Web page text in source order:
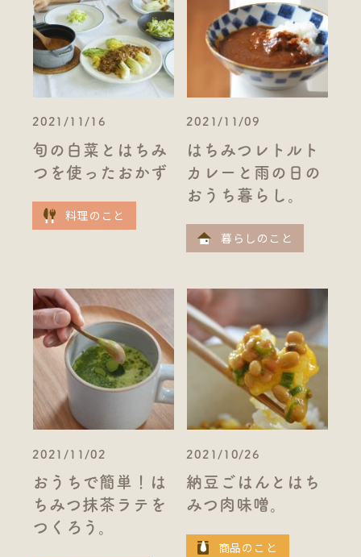
2021/11/16
旬の白菜とはちみ
つを使ったおかず
料理のこと
2021/11/09
はちみつレトルト
カレーと雨の日の
おうち暮らし。
暮らしのこと
2021/11/02
おうちで簡単！は
ちみつ抹茶ラテを
つくろう。
2021/10/26
納豆ごはんとはち
みつ肉味噌。
商品のこと